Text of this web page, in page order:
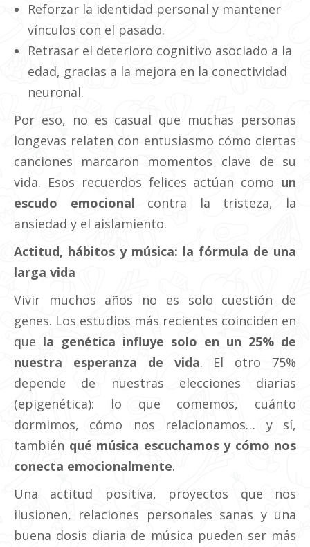
Reforzar la identidad personal y mantener
vínculos con el pasado.
Retrasar el deterioro cognitivo asociado a la
edad, gracias a la mejora en la conectividad
neuronal.
Por eso, no es casual que muchas personas
longevas relaten con entusiasmo cómo ciertas
canciones marcaron momentos clave de su
vida. Esos recuerdos felices actúan como un
escudo emocional contra la tristeza, la
ansiedad y el aislamiento.
Actitud, hábitos y música: la fórmula de una
larga vida
Vivir muchos años no es solo cuestión de
genes. Los estudios más recientes coinciden en
que la genética influye solo en un 25% de
nuestra esperanza de vida. El otro 75%
depende de nuestras elecciones diarias
(epigenética): lo que comemos, cuánto
dormimos, cómo nos relacionamos… y sí,
también qué música escuchamos y cómo nos
conecta emocionalmente.
Una actitud positiva, proyectos que nos
ilusionen, relaciones personales sanas y una
buena dosis diaria de música pueden ser más